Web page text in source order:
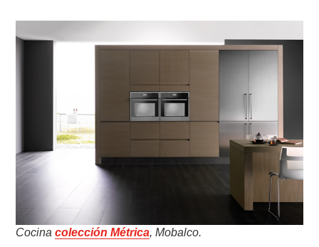
Cocinacolección Métrica, Mobalco.